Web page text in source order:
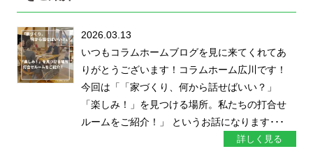
2026.03.13
いつもコラムホームブログを見に来てくれてあ
りがとうございます！コラムホーム広川です！
今回は「「家づくり、何から話せばいい？」
「楽しみ！」を見つける場所。私たちの打合せ
ルームをご紹介！」 というお話になります･･･
詳しく見る